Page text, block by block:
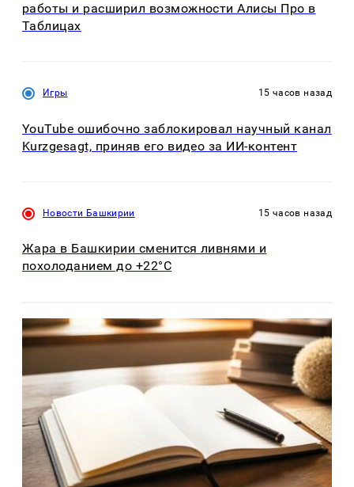
работы и расширил возможности Алисы Про в
Таблицах
Игры 15 часов назад
YouTube ошибочно заблокировал научный канал
Kurzgesagt, приняв его видео за ИИ-контент
Новости Башкирии 15 часов назад
Жара в Башкирии сменится ливнями и
похолоданием до +22°C